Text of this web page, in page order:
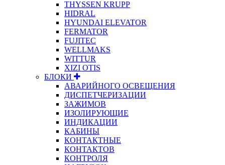
THYSSEN KRUPP
HIDRAL
HYUNDAI ELEVATOR
FERMATOR
FUJITEC
WELLMAKS
WITTUR
XIZI OTIS
БЛОКИ
АВАРИЙНОГО ОСВЕЩЕНИЯ
ДИСПЕТЧЕРИЗАЦИИ
ЗАЖИМОВ
ИЗОЛИРУЮЩИЕ
ИНДИКАЦИИ
КАБИНЫ
КОНТАКТНЫЕ
КОНТАКТОВ
КОНТРОЛЯ